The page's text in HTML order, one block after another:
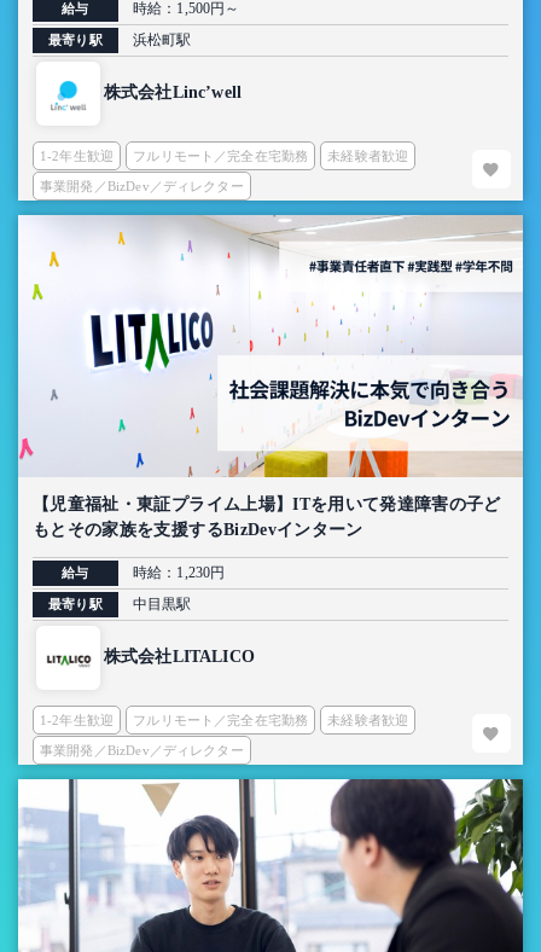
給与 時給：1,500円～
最寄り駅 浜松町駅
株式会社Linc’well
1-2年生歓迎 フルリモート／完全在宅勤務 未経験者歓迎
事業開発／BizDev／ディレクター
【児童福祉・東証プライム上場】ITを用いて発達障害の子ど
もとその家族を支援するBizDevインターン
給与 時給：1,230円
最寄り駅 中目黒駅
株式会社LITALICO
1-2年生歓迎 フルリモート／完全在宅勤務 未経験者歓迎
事業開発／BizDev／ディレクター